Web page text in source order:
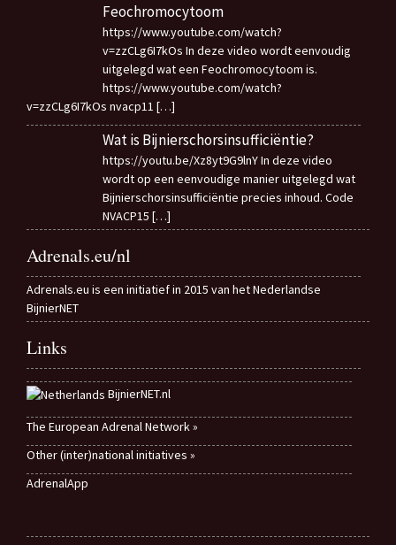
Feochromocytoom
https://www.youtube.com/watch?
v=zzCLg6I7kOs In deze video wordt eenvoudig
uitgelegd wat een Feochromocytoom is.
https://www.youtube.com/watch?
v=zzCLg6I7kOs nvacp11 […]
Wat is Bijnierschorsinsufficiëntie?
https://youtu.be/Xz8yt9G9lnY In deze video
wordt op een eenvoudige manier uitgelegd wat
Bijnierschorsinsufficiëntie precies inhoud. Code
NVACP15 […]
Adrenals.eu/nl
Adrenals.eu is een initiatief in 2015 van het Nederlandse
BijnierNET
Links
BijnierNET.nl
The European Adrenal Network »
Other (inter)national initiatives »
AdrenalApp